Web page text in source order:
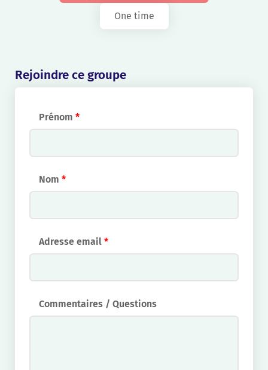
One time
Rejoindre ce groupe
Prénom *
Nom *
Adresse email *
Commentaires / Questions